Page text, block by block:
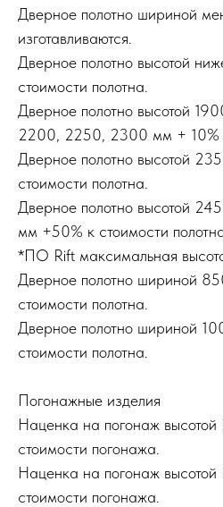
Дверное полотно шириной
изготавливаются.
Дверное полотно высотой
стоимости полотна.
Дверное полотно высотой
2200, 2250, 2300 мм + 10% к
Дверное полотно высотой
стоимости полотна.
Дверное полотно высотой
мм +50% к стоимости
*ПО Rift максимальная
Дверное полотно шириной
стоимости полотна.
Дверное полотно шириной
стоимости полотна.
Погонажные изделия
Наценка на погонаж
стоимости погонажа.
Наценка на погонаж
стоимости погонажа.